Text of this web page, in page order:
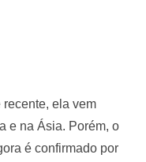
ela vem
e na Ásia. Porém, o
é confirmado por